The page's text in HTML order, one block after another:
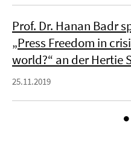
Prof. Dr. Hanan Badr
„Press Freedom in
world?“ an der Hertie
25.11.2019